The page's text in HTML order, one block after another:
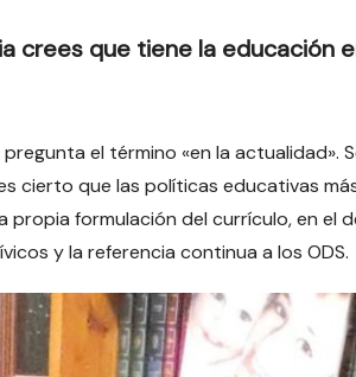
crees que tiene la educación
pregunta el término «en la
cierto que las políticas educativas
propia formulación del currículo, en el
y la referencia continua a los ODS.